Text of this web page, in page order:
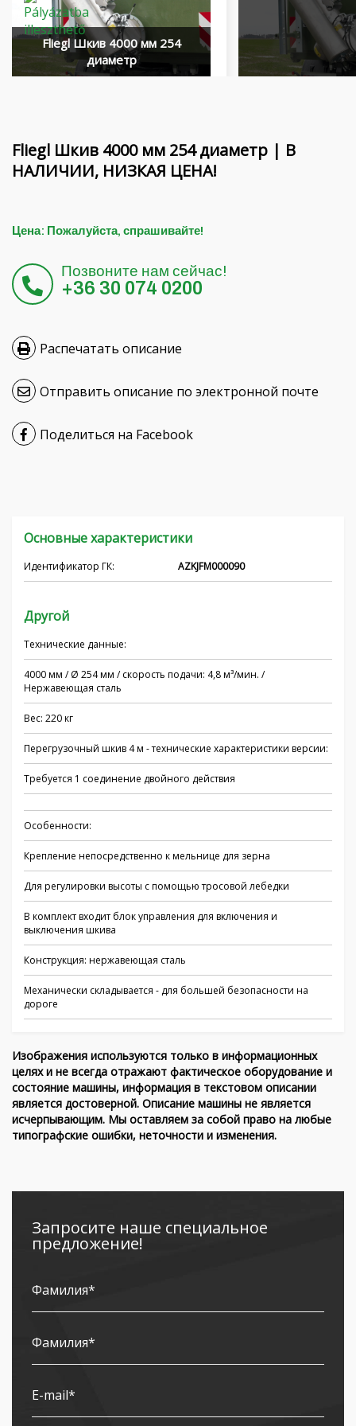
Рабочие инструменты Quivogne
Почвенная техника LETÁK-LEKO
Другие аксессуары
Карьера
О нас
Свяжитесь с
English
Magyar
Română
Українська
Fliegl Шкив 4000 мм 254
диаметр
Fliegl Шкив 4000 мм 254 диаметр | В
НАЛИЧИИ, НИЗКАЯ ЦЕНА!
Цена: Пожалуйста, спрашивайте!
Позвоните нам сейчас!
+36 30 074 0200
Распечатать описание
Отправить описание по электронной почте
Поделиться на Facebook
Основные характеристики
Идентификатор ГК: AZKJFM000090
Другой
Технические данные:
4000 мм / Ø 254 мм / скорость подачи: 4,8 м³/мин. /
Нержавеющая сталь
Вес: 220 кг
Перегрузочный шкив 4 м - технические характеристики версии:
Требуется 1 соединение двойного действия
Особенности:
Крепление непосредственно к мельнице для зерна
Для регулировки высоты с помощью тросовой лебедки
В комплект входит блок управления для включения и
выключения шкива
Конструкция: нержавеющая сталь
Механически складывается - для большей безопасности на
дороге
Изображения используются только в информационных
целях и не всегда отражают фактическое оборудование и
состояние машины, информация в текстовом описании
является достоверной. Описание машины не является
исчерпывающим. Мы оставляем за собой право на любые
типографские ошибки, неточности и изменения.
Запросите наше специальное
предложение!